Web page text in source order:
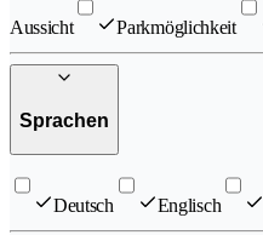
Aussicht Parkmöglichkeit
Sprachen
Deutsch Englisch